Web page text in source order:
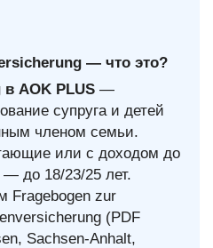
— что это?
AOK PLUS —
супруга и детей
членом семьи.
или с доходом до
до 18/23/25 лет.
Fragebogen zur
(PDF
Sachsen-Anhalt,